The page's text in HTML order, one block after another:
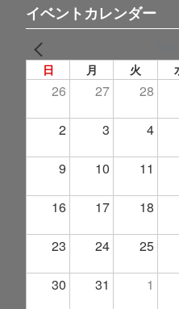
イベントカレンダー
日 月 火
26 27 28
2 3 4
9 10 11
16 17 18
23 24 25
30 31 1